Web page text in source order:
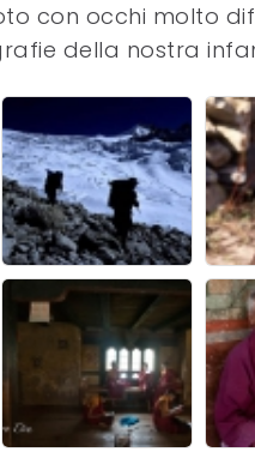
con occhi molto
della nostra